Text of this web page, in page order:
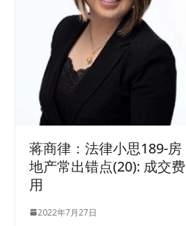
蒋商律：法律小思189-房
地产常出错点(20): 成交费
用
2022年7月27日